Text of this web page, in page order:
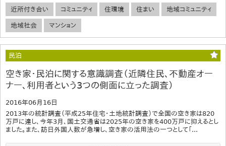
近所付き合い コミュニティ 住環境 住まい 地域コミュニティ
地域社会 マンション
民泊
空き家・民泊に関する意識調査（近隣住民、不動産オー
ナー、利用者という3つの側面に立った調査）
2016年06月16日
2013年の統計調査（平成25年住宅・土地統計調査）で全国の空き家は820
万戸に達し、今年3月、国土交通省は2025年の空き家を400万戸に抑えるとし
ました。また、訪日外国人数が急増し、空き家の活用法の一つとして「...